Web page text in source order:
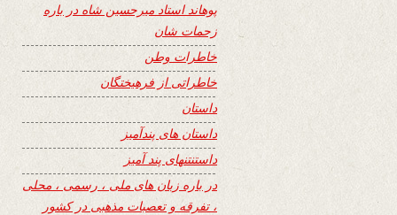
پوهاند استاد میرحسین شاه در باره
زحمات شان
خاطرات وطن
خاطراتی از فرهیختگان
داستان
داستان های پندآمیز
داستنتنهای پند آمیز
در باره زبان های ملی ، رسمی ، محلی
، تفرقه و تعصبات مذهبی در کشور